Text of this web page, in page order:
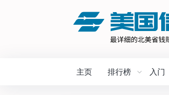
主页 排行榜 入门